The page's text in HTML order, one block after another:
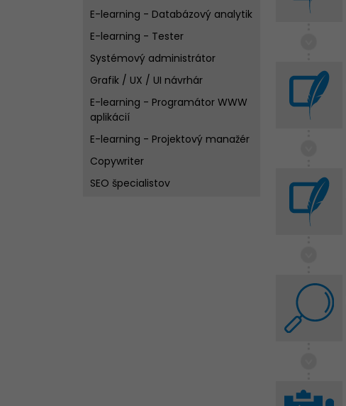
E-learning - Databázový analytik
E-learning - Tester
Systémový administrátor
Grafik / UX / UI návrhár
E-learning - Programátor WWW
aplikácií
E-learning - Projektový manažér
Copywriter
SEO špecialistov